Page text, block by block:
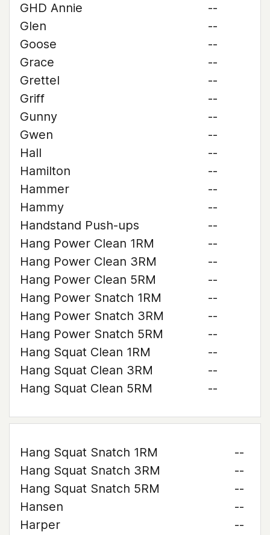
GHD Annie
--
Glen
--
Goose
--
Grace
--
Grettel
--
Griff
--
Gunny
--
Gwen
--
Hall
--
Hamilton
--
Hammer
--
Hammy
--
Handstand Push-ups
--
Hang Power Clean 1RM
--
Hang Power Clean 3RM
--
Hang Power Clean 5RM
--
Hang Power Snatch 1RM
--
Hang Power Snatch 3RM
--
Hang Power Snatch 5RM
--
Hang Squat Clean 1RM
--
Hang Squat Clean 3RM
--
Hang Squat Clean 5RM
--
Hang Squat Snatch 1RM
--
Hang Squat Snatch 3RM
--
Hang Squat Snatch 5RM
--
Hansen
--
Harper
--